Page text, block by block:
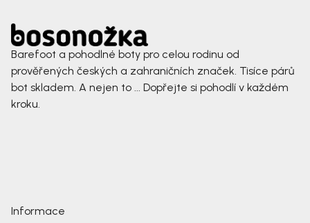
Barefoot a pohodlné boty pro celou rodinu od
prověřených českých a zahraničních značek. Tisíce párů
bot skladem. A nejen to ... Dopřejte si pohodlí v každém
kroku.
Informace